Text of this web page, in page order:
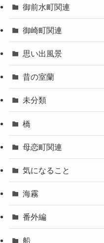
御前水町関連
御崎町関連
思い出風景
昔の室蘭
未分類
橋
母恋町関連
気になること
海霧
番外編
船